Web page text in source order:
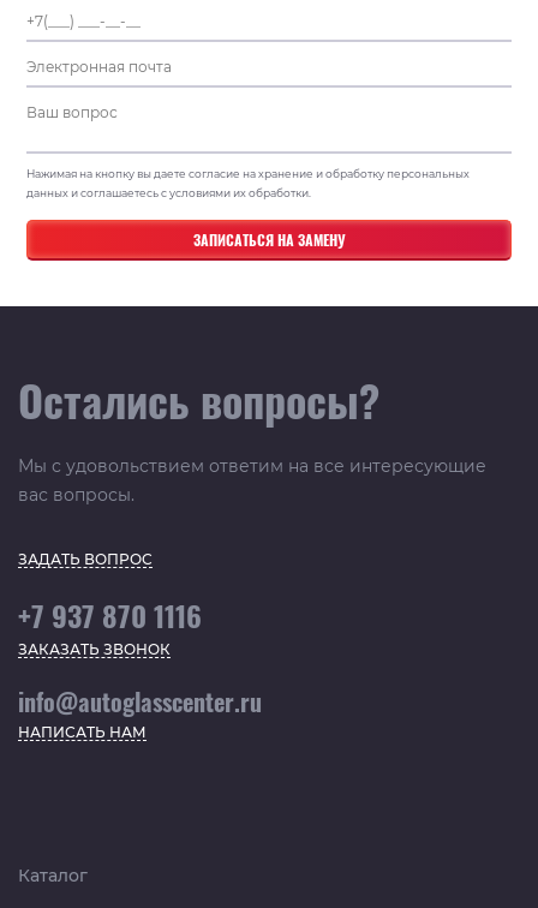
Нажимая на кнопку вы даете согласие на хранение и обработку персональных
данных и соглашаетесь с условиями их обработки.
Остались вопросы?
Мы с удовольствием ответим на все интересующие
вас вопросы.
ЗАДАТЬ ВОПРОС
+7 937 870 1116
ЗАКАЗАТЬ ЗВОНОК
info@autoglasscenter.ru
НАПИСАТЬ НАМ
Каталог